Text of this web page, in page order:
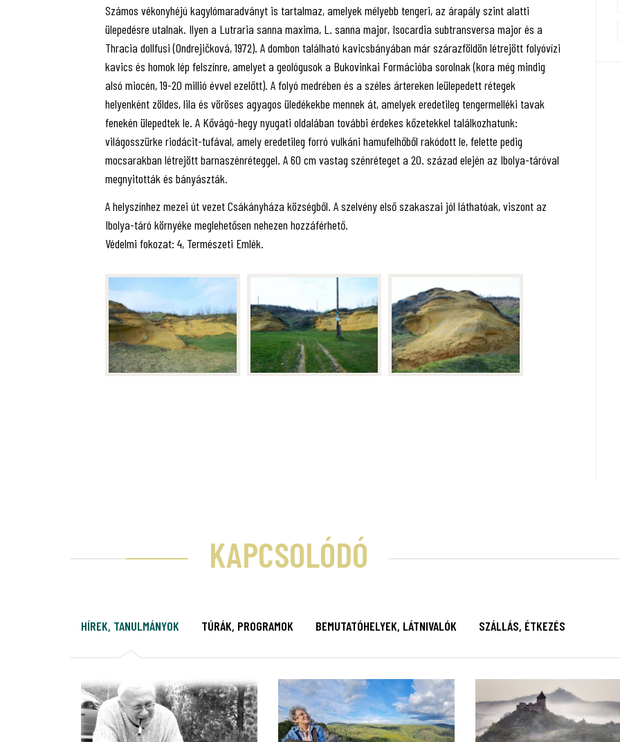
Számos vékonyhéjú kagylómaradványt is tartalmaz, amelyek mélyebb tengeri, az árapály szint alatti
ülepedésre utalnak. Ilyen a Lutraria sanna maxima, L. sanna major, Isocardia subtransversa major és a
Thracia dollfusi (Ondrejičková, 1972). A dombon található kavicsbányában már szárazföldön létrejött folyóvízi
kavics és homok lép felszínre, amelyet a geológusok a Bukovinkai Formációba sorolnak (kora még mindig
alsó miocén, 19-20 millió évvel ezelőtt). A folyó medrében és a széles ártereken leülepedett rétegek
helyenként zöldes, lila és vöröses agyagos üledékekbe mennek át, amelyek eredetileg tengermelléki tavak
fenekén ülepedtek le. A Kővágó-hegy nyugati oldalában további érdekes kőzetekkel találkozhatunk:
világosszürke riodácit-tufával, amely eredetileg forró vulkáni hamufelhőből rakódott le, felette pedig
mocsarakban létrejött barnaszénréteggel. A 60 cm vastag szénréteget a 20. század elején az Ibolya-táróval
megnyitották és bányászták.
A helyszínhez mezei út vezet Csákányháza községből. A szelvény első szakaszai jól láthatóak, viszont az
Ibolya-táró környéke meglehetősen nehezen hozzáférhető.
Védelmi fokozat: 4, Természeti Emlék.
KAPCSOLÓDÓ
HÍREK, TANULMÁNYOK TÚRÁK, PROGRAMOK BEMUTATÓHELYEK, LÁTNIVALÓK SZÁLLÁS, ÉTKEZÉS